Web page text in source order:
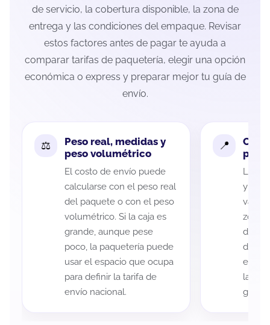
de servicio, la cobertura disponible, la zona de
entrega y las condiciones del empaque. Revisar
estos factores antes de pagar te ayuda a
comparar tarifas de paquetería, elegir una opción
económica o express y preparar mejor tu guía de
envío.
Peso real, medidas y
peso volumétrico
El costo de envío puede
calcularse con el peso real
del paquete o con el peso
volumétrico. Si la caja es
grande, aunque pese
poco, la paquetería puede
usar el espacio que ocupa
para definir la tarifa de
envío nacional.
La
y San
variar
zona
de
de
eso
la
guía